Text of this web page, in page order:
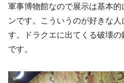
軍事博物館なので展示は基本
ンです。こういうのが好きな
す。ドラクエに出てくる破壊
です。